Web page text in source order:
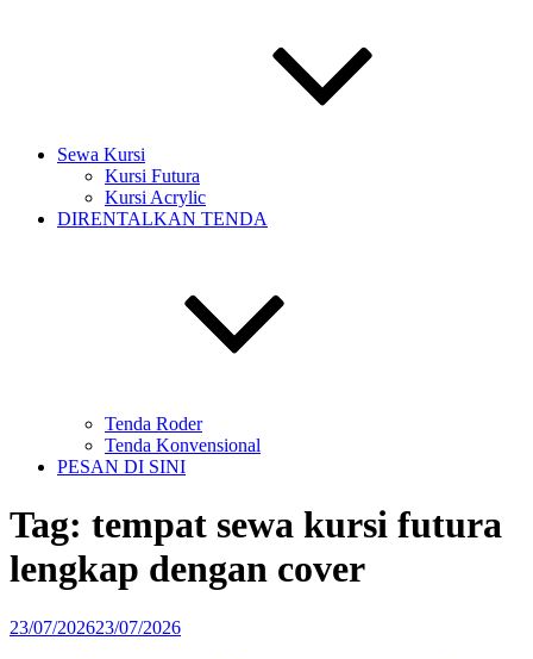
Sewa Kursi
Kursi Futura
Kursi Acrylic
DIRENTALKAN TENDA
Tenda Roder
Tenda Konvensional
PESAN DI SINI
Tag: tempat sewa kursi futura
lengkap dengan cover
Diposkan
23/07/202623/07/2026